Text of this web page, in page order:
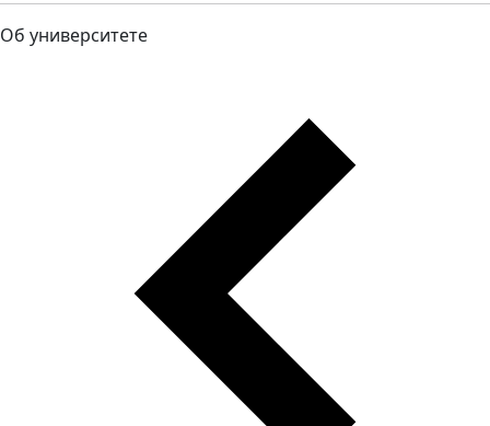
Об университете